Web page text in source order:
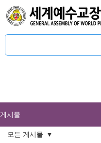
게시물
모든 게시물